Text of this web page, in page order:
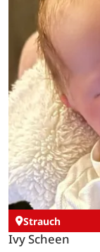
Strauch
Ivy Scheen